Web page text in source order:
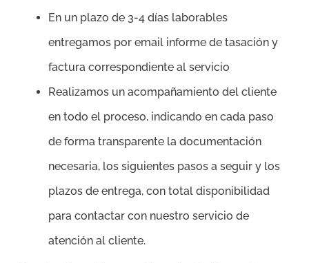
En un plazo de 3-4 días laborables
entregamos por email informe de tasación y
factura correspondiente al servicio
Realizamos un acompañamiento del cliente
en todo el proceso, indicando en cada paso
de forma transparente la documentación
necesaria, los siguientes pasos a seguir y los
plazos de entrega, con total disponibilidad
para contactar con nuestro servicio de
atención al cliente.